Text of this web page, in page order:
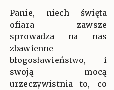
Panie, niech święta
ofiara zawsze
sprowadza na nas
zbawienne
błogosławieństwo, i
swoją mocą
urzeczywistnia to, co